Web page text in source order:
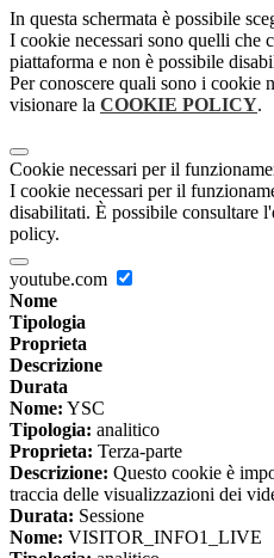
In questa schermata è possibile
I cookie necessari sono quelli che
piattaforma e non è possibile
Per conoscere quali sono i cookie
visionare la COOKIE POLICY.
Cookie necessari per il
I cookie necessari per il
disabilitati. È possibile consultare
policy.
youtube.com
Nome
Tipologia
Proprieta
Descrizione
Durata
Nome: YSC
Tipologia: analitico
Proprieta: Terza-parte
Descrizione: Questo cookie è
traccia delle visualizzazioni dei
Durata: Sessione
Nome: VISITOR_INFO1_LIVE